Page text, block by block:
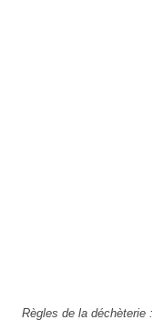
Règles de la déchèterie :